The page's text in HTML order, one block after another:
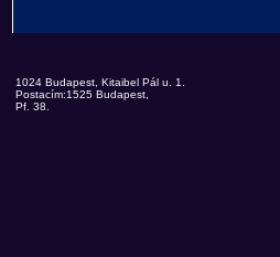
1024 Budapest, Kitaibel Pál u. 1.
Postacím:1525 Budapest,
Pf. 38.